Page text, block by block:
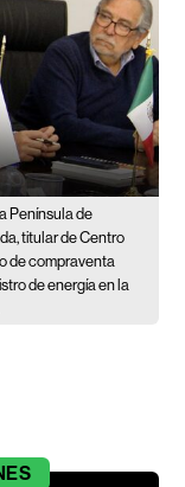
Península de
titular de Centro
de compraventa
de energía en la